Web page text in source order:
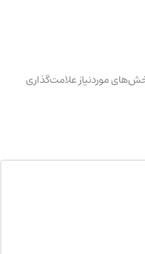
موردنیاز علامت‌گذاری